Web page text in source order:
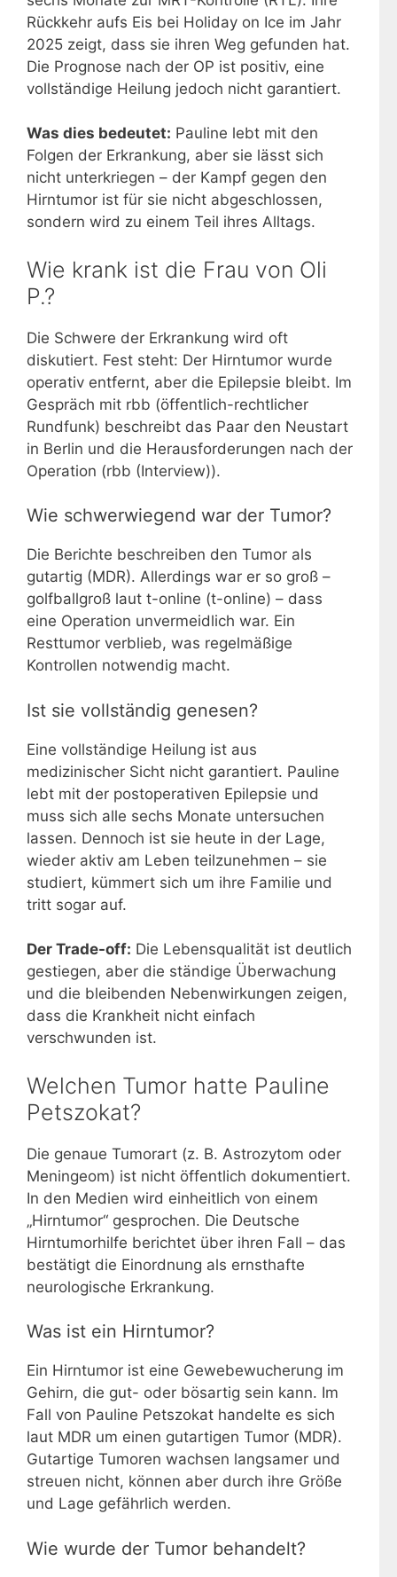
Rückkehr aufs Eis bei Holiday on Ice im Jahr
2025 zeigt, dass sie ihren Weg gefunden hat.
Die Prognose nach der OP ist positiv, eine
vollständige Heilung jedoch nicht garantiert.
Was dies bedeutet: Pauline lebt mit den
Folgen der Erkrankung, aber sie lässt sich
nicht unterkriegen – der Kampf gegen den
Hirntumor ist für sie nicht abgeschlossen,
sondern wird zu einem Teil ihres Alltags.
Wie krank ist die Frau von Oli
P.?
Die Schwere der Erkrankung wird oft
diskutiert. Fest steht: Der Hirntumor wurde
operativ entfernt, aber die Epilepsie bleibt. Im
Gespräch mit rbb (öffentlich-rechtlicher
Rundfunk) beschreibt das Paar den Neustart
in Berlin und die Herausforderungen nach der
Operation (rbb (Interview)).
Wie schwerwiegend war der Tumor?
Die Berichte beschreiben den Tumor als
gutartig (MDR). Allerdings war er so groß –
golfballgroß laut t-online (t-online) – dass
eine Operation unvermeidlich war. Ein
Resttumor verblieb, was regelmäßige
Kontrollen notwendig macht.
Ist sie vollständig genesen?
Eine vollständige Heilung ist aus
medizinischer Sicht nicht garantiert. Pauline
lebt mit der postoperativen Epilepsie und
muss sich alle sechs Monate untersuchen
lassen. Dennoch ist sie heute in der Lage,
wieder aktiv am Leben teilzunehmen – sie
studiert, kümmert sich um ihre Familie und
tritt sogar auf.
Der Trade-off: Die Lebensqualität ist deutlich
gestiegen, aber die ständige Überwachung
und die bleibenden Nebenwirkungen zeigen,
dass die Krankheit nicht einfach
verschwunden ist.
Welchen Tumor hatte Pauline
Petszokat?
Die genaue Tumorart (z. B. Astrozytom oder
Meningeom) ist nicht öffentlich dokumentiert.
In den Medien wird einheitlich von einem
„Hirntumor“ gesprochen. Die Deutsche
Hirntumorhilfe berichtet über ihren Fall – das
bestätigt die Einordnung als ernsthafte
neurologische Erkrankung.
Was ist ein Hirntumor?
Ein Hirntumor ist eine Gewebewucherung im
Gehirn, die gut- oder bösartig sein kann. Im
Fall von Pauline Petszokat handelte es sich
laut MDR um einen gutartigen Tumor (MDR).
Gutartige Tumoren wachsen langsamer und
streuen nicht, können aber durch ihre Größe
und Lage gefährlich werden.
Wie wurde der Tumor behandelt?